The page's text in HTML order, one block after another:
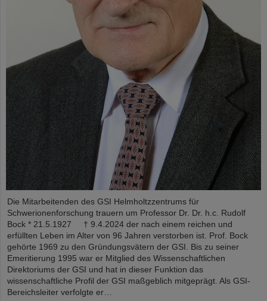
Die Mitarbeitenden des GSI Helmholtzzentrums für
Schwerionenforschung trauern um Professor Dr. Dr. h.c. Rudolf
Bock * 21.5.1927 † 9.4.2024 der nach einem reichen und
erfüllten Leben im Alter von 96 Jahren verstorben ist. Prof. Bock
gehörte 1969 zu den Gründungsvätern der GSI. Bis zu seiner
Emeritierung 1995 war er Mitglied des Wissenschaftlichen
Direktoriums der GSI und hat in dieser Funktion das
wissenschaftliche Profil der GSI maßgeblich mitgeprägt. Als GSI-
Bereichsleiter verfolgte er…